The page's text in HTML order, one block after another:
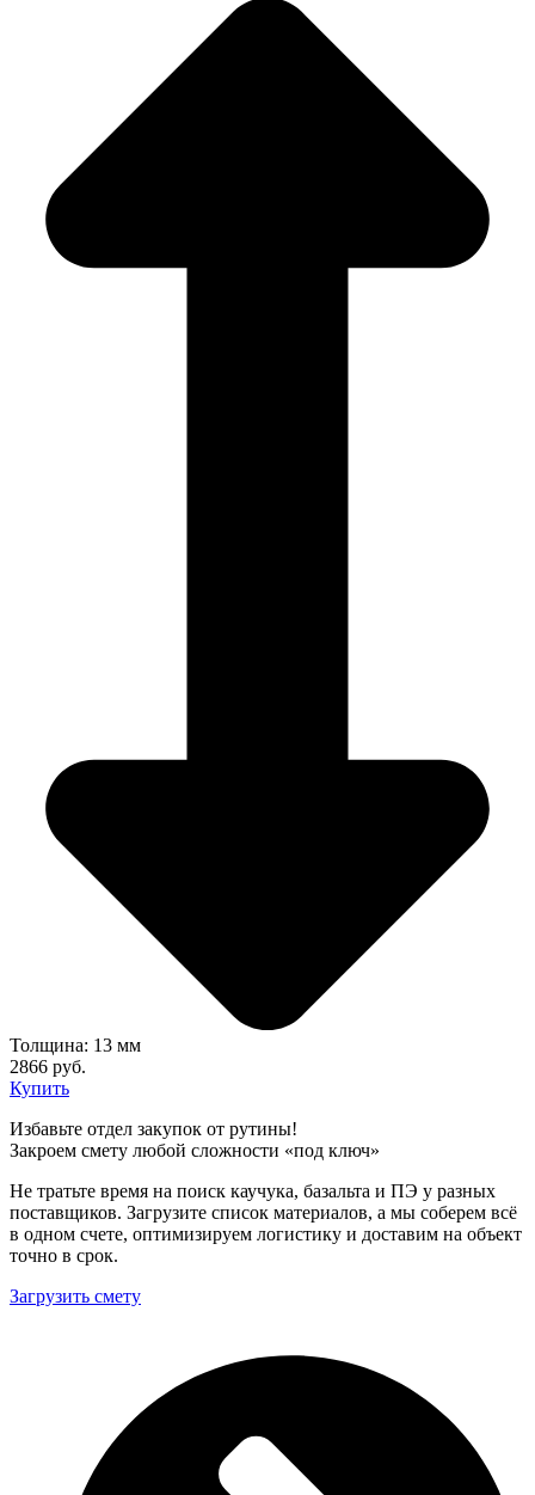
Толщина: 13 мм
2866 руб.
Купить
Избавьте отдел закупок от рутины!
Закроем смету любой сложности «под ключ»
Не тратьте время на поиск каучука, базальта и ПЭ у разных
поставщиков. Загрузите список материалов, а мы соберем всё
в одном счете, оптимизируем логистику и доставим на объект
точно в срок.
Загрузить смету